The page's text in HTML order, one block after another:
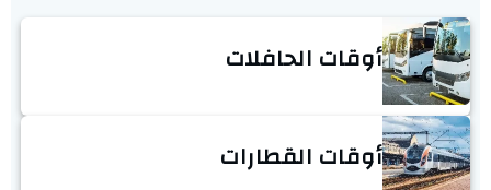
أوقات الحافلات
أوقات القطارات